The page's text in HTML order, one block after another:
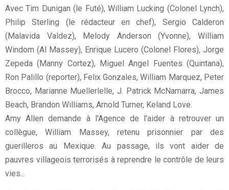
Avec Tim Dunigan (le Futé), William Lucking (Colonel Lynch),
Philip Sterling (le rédacteur en chef), Sergio Calderon
(Malavida Valdez), Melody Anderson (Yvonne), William
Windom (Al Massey), Enrique Lucero (Colonel Flores), Jorge
Zepeda (Manny Cortez), Miguel Angel Fuentes (Quintana),
Ron Palillo (reporter), Felix Gonzales, William Marquez, Peter
Brocco, Marianne Muellerlelle, J. Patrick McNamarra, James
Beach, Brandon Williams, Arnold Turner, Keland Love.
Amy Allen demande à l'Agence de l'aider à retrouver un
collègue, William Massey, retenu prisonnier par des
guerilleros au Mexique. Au passage, ils vont aider de
pauvres villageois terrorisés à reprendre le contrôle de leurs
vies...